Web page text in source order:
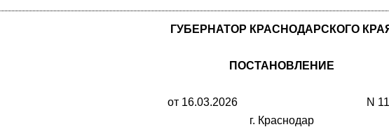
ГУБЕРНАТОР КРАСНОДАРСКОГО
ПОСТАНОВЛЕНИЕ
от 16.03.2026 N
г. Краснодар